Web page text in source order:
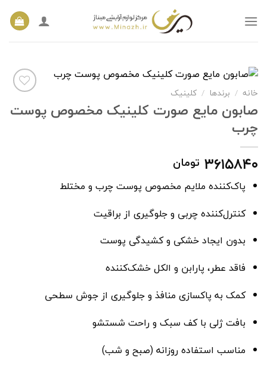
خانه / برندها / کلینیک
صابون مایع صورت کلینیک مخصوص پوست
چرب
۳۶۱۵۸۴۰ تومان
پاک‌کننده ملایم مخصوص پوست چرب و مختلط
کنترل‌کننده چربی و جلوگیری از براقیت
بدون ایجاد خشکی و کشیدگی پوست
فاقد عطر، پارابن و الکل خشک‌کننده
کمک به پاکسازی منافذ و جلوگیری از جوش سطحی
بافت ژلی با کف سبک و راحت شستشو
مناسب استفاده روزانه (صبح و شب)